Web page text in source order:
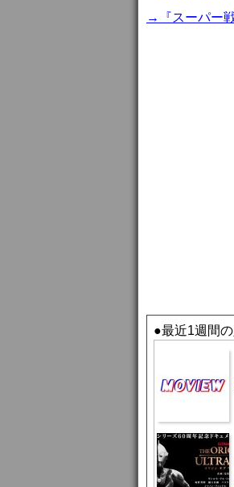
→『スーパー
●最近1週間